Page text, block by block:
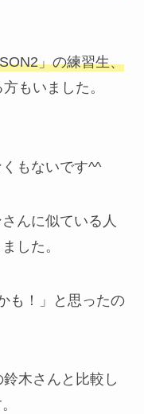
」の練習生、
もいました。
もないです^^
んに似ている人
した。
も！」と思ったの
木さんと比較し